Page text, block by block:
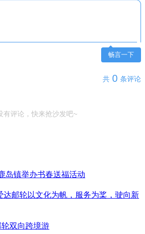
畅言一下
共 0 条评论
有评论，快来抢沙发吧~
岛镇举办书春送福活动
达邮轮以文化为帆，服务为桨，驶向新
双向跨境游